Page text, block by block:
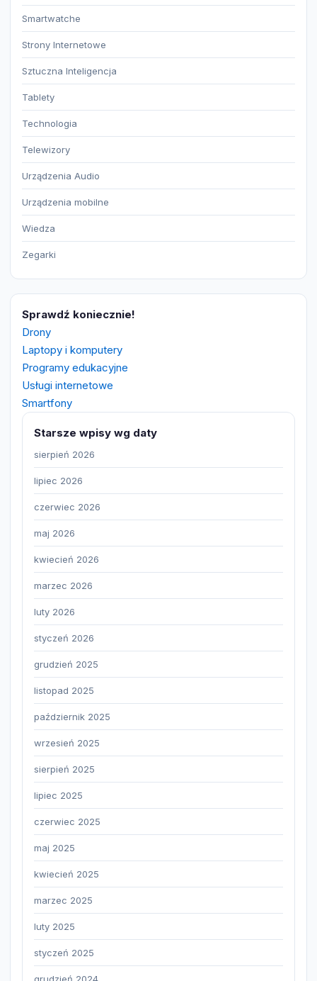
Smartwatche
Strony Internetowe
Sztuczna Inteligencja
Tablety
Technologia
Telewizory
Urządzenia Audio
Urządzenia mobilne
Wiedza
Zegarki
Sprawdź koniecznie!
Drony
Laptopy i komputery
Programy edukacyjne
Usługi internetowe
Smartfony
Starsze wpisy wg daty
sierpień 2026
lipiec 2026
czerwiec 2026
maj 2026
kwiecień 2026
marzec 2026
luty 2026
styczeń 2026
grudzień 2025
listopad 2025
październik 2025
wrzesień 2025
sierpień 2025
lipiec 2025
czerwiec 2025
maj 2025
kwiecień 2025
marzec 2025
luty 2025
styczeń 2025